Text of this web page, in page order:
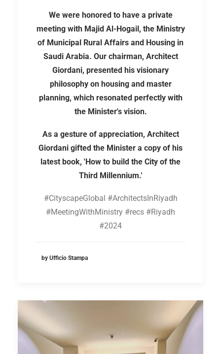
We were honored to have a private
meeting with Majid Al-Hogail, the Ministry
of Municipal Rural Affairs and Housing in
Saudi Arabia. Our chairman, Architect
Giordani, presented his visionary
philosophy on housing and master
planning, which resonated perfectly with
the Minister's vision.
As a gesture of appreciation, Architect
Giordani gifted the Minister a copy of his
latest book, 'How to build the City of the
Third Millennium.’
#CityscapeGlobal #ArchitectsInRiyadh
#MeetingWithMinistry #recs #Riyadh
#2024
by Ufficio Stampa